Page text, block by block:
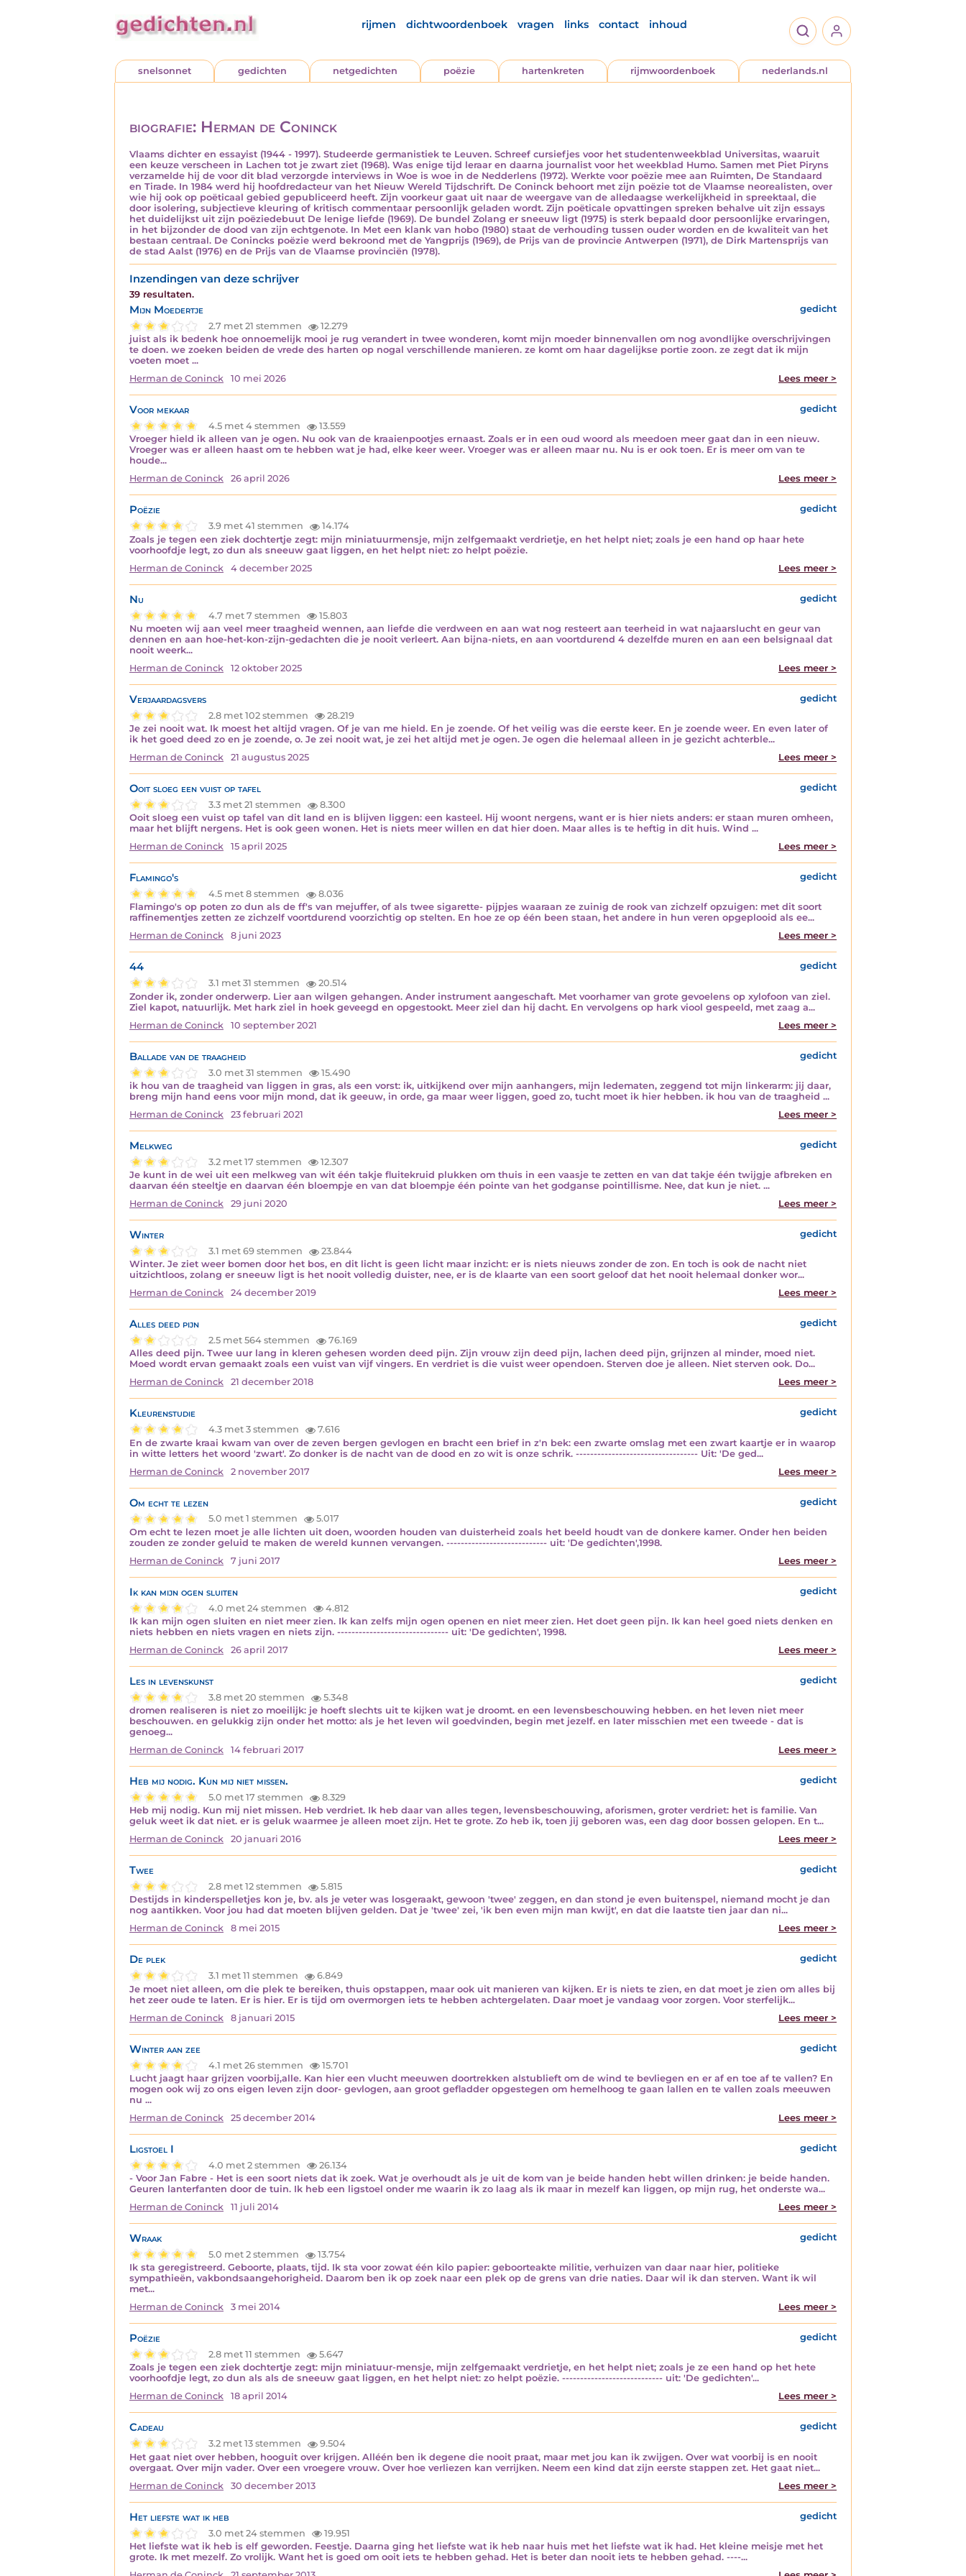
rijmen dichtwoordenboek vragen links contact inhoud
snelsonnet gedichten netgedichten poëzie hartenkreten rijmwoordenboek nederlands.nl
biografie: Herman de Coninck
Vlaams dichter en essayist (1944 - 1997). Studeerde germanistiek te Leuven. Schreef cursiefjes voor het studentenweekblad Universitas, waaruit
een keuze verscheen in Lachen tot je zwart ziet (1968). Was enige tijd leraar en daarna journalist voor het weekblad Humo. Samen met Piet Piryns
verzamelde hij de voor dit blad verzorgde interviews in Woe is woe in de Nedderlens (1972). Werkte voor poëzie mee aan Ruimten, De Standaard
en Tirade. In 1984 werd hij hoofdredacteur van het Nieuw Wereld Tijdschrift. De Coninck behoort met zijn poëzie tot de Vlaamse neorealisten, over
wie hij ook op poëticaal gebied gepubliceerd heeft. Zijn voorkeur gaat uit naar de weergave van de alledaagse werkelijkheid in spreektaal, die
door isolering, subjectieve kleuring of kritisch commentaar persoonlijk geladen wordt. Zijn poëticale opvattingen spreken behalve uit zijn essays
het duidelijkst uit zijn poëziedebuut De lenige liefde (1969). De bundel Zolang er sneeuw ligt (1975) is sterk bepaald door persoonlijke ervaringen,
in het bijzonder de dood van zijn echtgenote. In Met een klank van hobo (1980) staat de verhouding tussen ouder worden en de kwaliteit van het
bestaan centraal. De Conincks poëzie werd bekroond met de Yangprijs (1969), de Prijs van de provincie Antwerpen (1971), de Dirk Martensprijs van
de stad Aalst (1976) en de Prijs van de Vlaamse provinciën (1978).
Inzendingen van deze schrijver
39 resultaten.
Mijn Moedertje
gedicht
2.7 met 21 stemmen
12.279
juist als ik bedenk hoe onnoemelijk mooi je rug verandert in twee wonderen, komt mijn moeder binnenvallen om nog avondlijke overschrijvingen
te doen. we zoeken beiden de vrede des harten op nogal verschillende manieren. ze komt om haar dagelijkse portie zoon. ze zegt dat ik mijn
voeten moet ...
Herman de Coninck
10 mei 2026 Lees meer >
Voor mekaar
gedicht
4.5 met 4 stemmen
13.559
Vroeger hield ik alleen van je ogen. Nu ook van de kraaienpootjes ernaast. Zoals er in een oud woord als meedoen meer gaat dan in een nieuw.
Vroeger was er alleen haast om te hebben wat je had, elke keer weer. Vroeger was er alleen maar nu. Nu is er ook toen. Er is meer om van te
houde...
Herman de Coninck
26 april 2026 Lees meer >
Poëzie
gedicht
3.9 met 41 stemmen
14.174
Zoals je tegen een ziek dochtertje zegt: mijn miniatuurmensje, mijn zelfgemaakt verdrietje, en het helpt niet; zoals je een hand op haar hete
voorhoofdje legt, zo dun als sneeuw gaat liggen, en het helpt niet: zo helpt poëzie.
Herman de Coninck
4 december 2025 Lees meer >
Nu
gedicht
4.7 met 7 stemmen
15.803
Nu moeten wij aan veel meer traagheid wennen, aan liefde die verdween en aan wat nog resteert aan teerheid in wat najaarslucht en geur van
dennen en aan hoe-het-kon-zijn-gedachten die je nooit verleert. Aan bijna-niets, en aan voortdurend 4 dezelfde muren en aan een belsignaal dat
nooit weerk...
Herman de Coninck
12 oktober 2025 Lees meer >
Verjaardagsvers
gedicht
2.8 met 102 stemmen
28.219
Je zei nooit wat. Ik moest het altijd vragen. Of je van me hield. En je zoende. Of het veilig was die eerste keer. En je zoende weer. En even later of
ik het goed deed zo en je zoende, o. Je zei nooit wat, je zei het altijd met je ogen. Je ogen die helemaal alleen in je gezicht achterble...
Herman de Coninck
21 augustus 2025 Lees meer >
Ooit sloeg een vuist op tafel
gedicht
3.3 met 21 stemmen
8.300
Ooit sloeg een vuist op tafel van dit land en is blijven liggen: een kasteel. Hij woont nergens, want er is hier niets anders: er staan muren omheen,
maar het blijft nergens. Het is ook geen wonen. Het is niets meer willen en dat hier doen. Maar alles is te heftig in dit huis. Wind ...
Herman de Coninck
15 april 2025 Lees meer >
Flamingo's
gedicht
4.5 met 8 stemmen
8.036
Flamingo's op poten zo dun als de ff's van mejuffer, of als twee sigarette- pijpjes waaraan ze zuinig de rook van zichzelf opzuigen: met dit soort
raffinementjes zetten ze zichzelf voortdurend voorzichtig op stelten. En hoe ze op één been staan, het andere in hun veren opgeplooid als ee...
Herman de Coninck
8 juni 2023 Lees meer >
44
gedicht
3.1 met 31 stemmen
20.514
Zonder ik, zonder onderwerp. Lier aan wilgen gehangen. Ander instrument aangeschaft. Met voorhamer van grote gevoelens op xylofoon van ziel.
Ziel kapot, natuurlijk. Met hark ziel in hoek geveegd en opgestookt. Meer ziel dan hij dacht. En vervolgens op hark viool gespeeld, met zaag a...
Herman de Coninck
10 september 2021 Lees meer >
Ballade van de traagheid
gedicht
3.0 met 31 stemmen
15.490
ik hou van de traagheid van liggen in gras, als een vorst: ik, uitkijkend over mijn aanhangers, mijn ledematen, zeggend tot mijn linkerarm: jij daar,
breng mijn hand eens voor mijn mond, dat ik geeuw, in orde, ga maar weer liggen, goed zo, tucht moet ik hier hebben. ik hou van de traagheid ...
Herman de Coninck
23 februari 2021 Lees meer >
Melkweg
gedicht
3.2 met 17 stemmen
12.307
Je kunt in de wei uit een melkweg van wit één takje fluitekruid plukken om thuis in een vaasje te zetten en van dat takje één twijgje afbreken en
daarvan één steeltje en daarvan één bloempje en van dat bloempje één pointe van het godganse pointillisme. Nee, dat kun je niet. ...
Herman de Coninck
29 juni 2020 Lees meer >
Winter
gedicht
3.1 met 69 stemmen
23.844
Winter. Je ziet weer bomen door het bos, en dit licht is geen licht maar inzicht: er is niets nieuws zonder de zon. En toch is ook de nacht niet
uitzichtloos, zolang er sneeuw ligt is het nooit volledig duister, nee, er is de klaarte van een soort geloof dat het nooit helemaal donker wor...
Herman de Coninck
24 december 2019 Lees meer >
Alles deed pijn
gedicht
2.5 met 564 stemmen
76.169
Alles deed pijn. Twee uur lang in kleren gehesen worden deed pijn. Zijn vrouw zijn deed pijn, lachen deed pijn, grijnzen al minder, moed niet.
Moed wordt ervan gemaakt zoals een vuist van vijf vingers. En verdriet is die vuist weer opendoen. Sterven doe je alleen. Niet sterven ook. Do...
Herman de Coninck
21 december 2018 Lees meer >
Kleurenstudie
gedicht
4.3 met 3 stemmen
7.616
En de zwarte kraai kwam van over de zeven bergen gevlogen en bracht een brief in z'n bek: een zwarte omslag met een zwart kaartje er in waarop
in witte letters het woord 'zwart'. Zo donker is de nacht van de dood en zo wit is onze schrik. ---------------------------------- Uit: 'De ged...
Herman de Coninck
2 november 2017 Lees meer >
Om echt te lezen
gedicht
5.0 met 1 stemmen
5.017
Om echt te lezen moet je alle lichten uit doen, woorden houden van duisterheid zoals het beeld houdt van de donkere kamer. Onder hen beiden
zouden ze zonder geluid te maken de wereld kunnen vervangen. ---------------------------- uit: 'De gedichten',1998.
Herman de Coninck
7 juni 2017 Lees meer >
Ik kan mijn ogen sluiten
gedicht
4.0 met 24 stemmen
4.812
Ik kan mijn ogen sluiten en niet meer zien. Ik kan zelfs mijn ogen openen en niet meer zien. Het doet geen pijn. Ik kan heel goed niets denken en
niets hebben en niets vragen en niets zijn. ------------------------------- uit: 'De gedichten', 1998.
Herman de Coninck
26 april 2017 Lees meer >
Les in levenskunst
gedicht
3.8 met 20 stemmen
5.348
dromen realiseren is niet zo moeilijk: je hoeft slechts uit te kijken wat je droomt. en een levensbeschouwing hebben. en het leven niet meer
beschouwen. en gelukkig zijn onder het motto: als je het leven wil goedvinden, begin met jezelf. en later misschien met een tweede - dat is
genoeg...
Herman de Coninck
14 februari 2017 Lees meer >
Heb mij nodig. Kun mij niet missen.
gedicht
5.0 met 17 stemmen
8.329
Heb mij nodig. Kun mij niet missen. Heb verdriet. Ik heb daar van alles tegen, levensbeschouwing, aforismen, groter verdriet: het is familie. Van
geluk weet ik dat niet. er is geluk waarmee je alleen moet zijn. Het te grote. Zo heb ik, toen jij geboren was, een dag door bossen gelopen. En t...
Herman de Coninck
20 januari 2016 Lees meer >
Twee
gedicht
2.8 met 12 stemmen
5.815
Destijds in kinderspelletjes kon je, bv. als je veter was losgeraakt, gewoon 'twee' zeggen, en dan stond je even buitenspel, niemand mocht je dan
nog aantikken. Voor jou had dat moeten blijven gelden. Dat je 'twee' zei, 'ik ben even mijn man kwijt', en dat die laatste tien jaar dan ni...
Herman de Coninck
8 mei 2015 Lees meer >
De plek
gedicht
3.1 met 11 stemmen
6.849
Je moet niet alleen, om die plek te bereiken, thuis opstappen, maar ook uit manieren van kijken. Er is niets te zien, en dat moet je zien om alles bij
het zeer oude te laten. Er is hier. Er is tijd om overmorgen iets te hebben achtergelaten. Daar moet je vandaag voor zorgen. Voor sterfelijk...
Herman de Coninck
8 januari 2015 Lees meer >
Winter aan zee
gedicht
4.1 met 26 stemmen
15.701
Lucht jaagt haar grijzen voorbij,alle. Kan hier een vlucht meeuwen doortrekken alstublieft om de wind te bevliegen en er af en toe af te vallen? En
mogen ook wij zo ons eigen leven zijn door- gevlogen, aan groot gefladder opgestegen om hemelhoog te gaan lallen en te vallen zoals meeuwen
nu ...
Herman de Coninck
25 december 2014 Lees meer >
Ligstoel I
gedicht
4.0 met 2 stemmen
26.134
- Voor Jan Fabre - Het is een soort niets dat ik zoek. Wat je overhoudt als je uit de kom van je beide handen hebt willen drinken: je beide handen.
Geuren lanterfanten door de tuin. Ik heb een ligstoel onder me waarin ik zo laag als ik maar in mezelf kan liggen, op mijn rug, het onderste wa...
Herman de Coninck
11 juli 2014 Lees meer >
Wraak
gedicht
5.0 met 2 stemmen
13.754
Ik sta geregistreerd. Geboorte, plaats, tijd. Ik sta voor zowat één kilo papier: geboorteakte militie, verhuizen van daar naar hier, politieke
sympathieën, vakbondsaangehorigheid. Daarom ben ik op zoek naar een plek op de grens van drie naties. Daar wil ik dan sterven. Want ik wil
met...
Herman de Coninck
3 mei 2014 Lees meer >
Poëzie
gedicht
2.8 met 11 stemmen
5.647
Zoals je tegen een ziek dochtertje zegt: mijn miniatuur-mensje, mijn zelfgemaakt verdrietje, en het helpt niet; zoals je ze een hand op het hete
voorhoofdje legt, zo dun als als de sneeuw gaat liggen, en het helpt niet: zo helpt poëzie. ---------------------------- uit: 'De gedichten'...
Herman de Coninck
18 april 2014 Lees meer >
Cadeau
gedicht
3.2 met 13 stemmen
9.504
Het gaat niet over hebben, hooguit over krijgen. Alléén ben ik degene die nooit praat, maar met jou kan ik zwijgen. Over wat voorbij is en nooit
overgaat. Over mijn vader. Over een vroegere vrouw. Over hoe verliezen kan verrijken. Neem een kind dat zijn eerste stappen zet. Het gaat niet...
Herman de Coninck
30 december 2013 Lees meer >
Het liefste wat ik heb
gedicht
3.0 met 24 stemmen
19.951
Het liefste wat ik heb is elf geworden. Feestje. Daarna ging het liefste wat ik heb naar huis met het liefste wat ik had. Het kleine meisje met het
grote. Ik met mezelf. Zo vrolijk. Want het is goed om ooit iets te hebben gehad. Het is beter dan nooit iets te hebben gehad. ----...